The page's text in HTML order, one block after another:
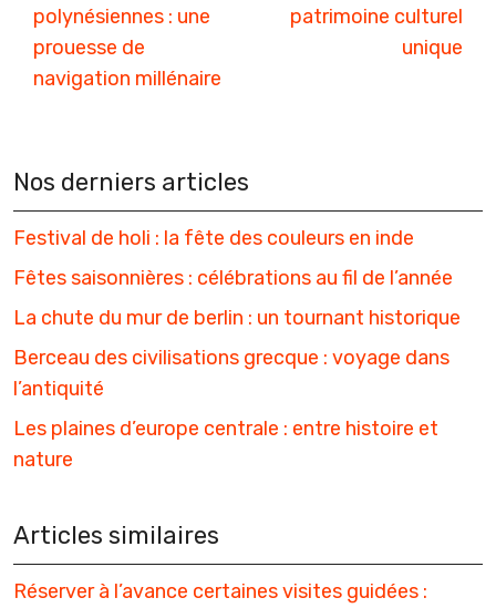
polynésiennes : une
prouesse de
navigation millénaire
patrimoine culturel
unique
Nos derniers articles
Festival de holi : la fête des couleurs en inde
Fêtes saisonnières : célébrations au fil de l’année
La chute du mur de berlin : un tournant historique
Berceau des civilisations grecque : voyage dans
l’antiquité
Les plaines d’europe centrale : entre histoire et
nature
Articles similaires
Réserver à l’avance certaines visites guidées :